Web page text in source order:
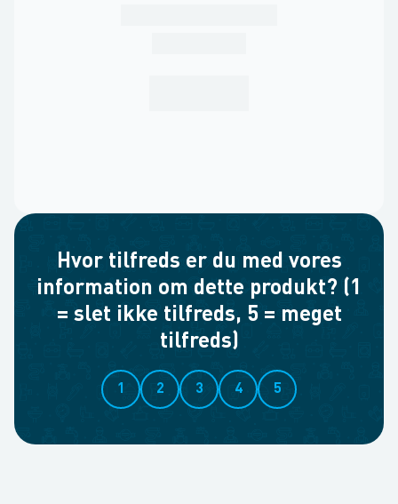
Hvor tilfreds er du med vores
information om dette produkt? (1
= slet ikke tilfreds, 5 = meget
tilfreds)
1 2 3 4 5